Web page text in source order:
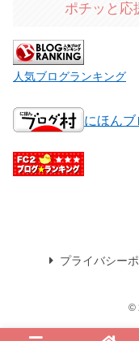
ポチッと応
人気ブログランキング
にほん
プライバシー
©